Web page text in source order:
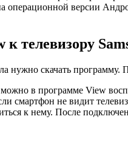
операционной версии
телевизору
нужно скачать
в программе View
смартфон не видит
к нему. После